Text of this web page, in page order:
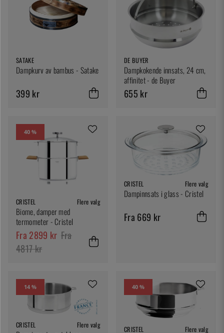
SATAKE
Dampkurv av bambus - Satake
399 kr
DE BUYER
Dampkokende innsats, 24 cm,
affinitet - de Buyer
655 kr
40 %
CRISTEL Flere valg
Biome, damper med
termometer - Cristel
Fra 2899 kr Fra
4817 kr
CRISTEL Flere valg
Dampinnsats i glass - Cristel
Fra 669 kr
14 %
CRISTEL Flere valg
40 %
CRISTEL Flere valg